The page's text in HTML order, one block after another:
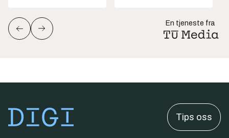
En tjeneste fra
Tips oss